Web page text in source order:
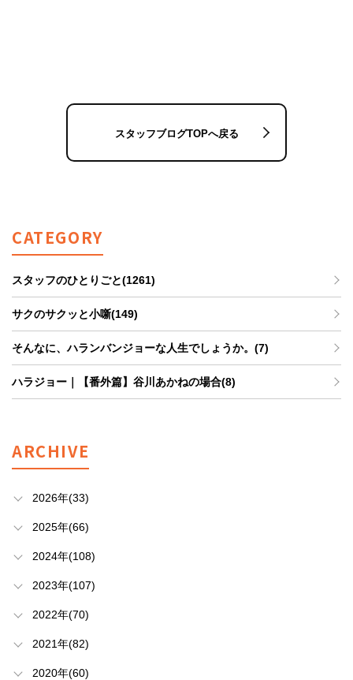
スタッフブログTOPへ戻る
CATEGORY
スタッフのひとりごと(1261)
サクのサクッと小噺(149)
そんなに、ハランバンジョーな人生でしょうか。(7)
ハラジョー｜【番外篇】谷川あかねの場合(8)
ARCHIVE
2026年(33)
2025年(66)
2024年(108)
2023年(107)
2022年(70)
2021年(82)
2020年(60)